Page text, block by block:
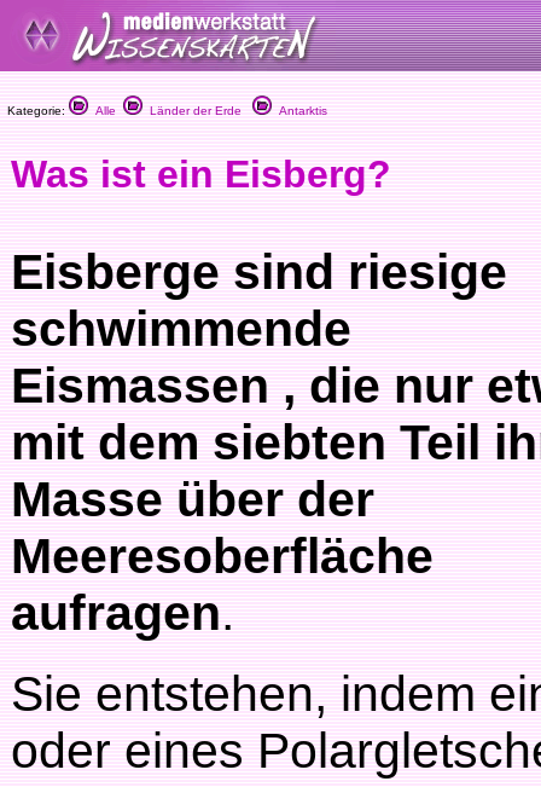
Kategorie: Alle Länder der Erde Antarktis
Was ist ein Eisberg?
Eisberge sind riesige
schwimmende
Eismassen , die nur
mit dem siebten Teil
Masse über der
Meeresoberfläche
aufragen.
Sie entstehen, indem
oder eines